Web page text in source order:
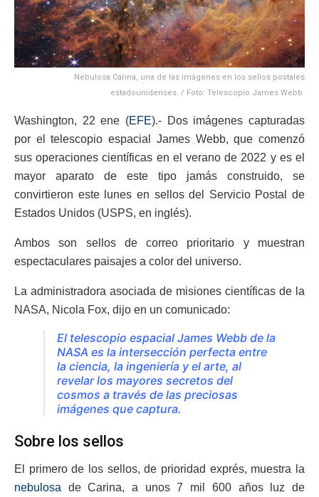
Nebulosa Carina, una de las imágenes en los sellos postales
estadounidenses. / Foto: Telescopio James Webb.
Washington, 22 ene (EFE).- Dos imágenes capturadas
por el telescopio espacial James Webb, que comenzó
sus operaciones científicas en el verano de 2022 y es el
mayor aparato de este tipo jamás construido, se
convirtieron este lunes en sellos del Servicio Postal de
Estados Unidos (USPS, en inglés).
Ambos son sellos de correo prioritario y muestran
espectaculares paisajes a color del universo.
La administradora asociada de misiones científicas de la
NASA, Nicola Fox, dijo en un comunicado:
El telescopio espacial James Webb de la
NASA es la intersección perfecta entre
la ciencia, la ingeniería y el arte, al
revelar los mayores secretos del
cosmos a través de las preciosas
imágenes que captura.
Sobre los sellos
El primero de los sellos, de prioridad exprés, muestra la
nebulosa de Carina, a unos 7 mil 600 años luz de